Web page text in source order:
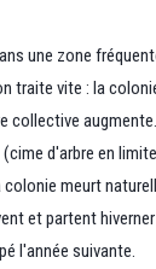
une zone
traite vite : la
collective
d'arbre en
meurt
et partent hiverner
l'année suivante.